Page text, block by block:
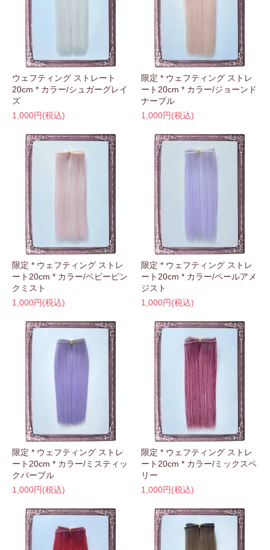
ウェフティング ストレート
20cm * カラー/シュガーグレイ
ズ
1,000円(税込)
限定 * ウェフティング ストレ
ート20cm * カラー/ジョーンド
ナープル
1,000円(税込)
限定 * ウェフティング ストレ
ート20cm * カラー/ベビーピン
クミスト
1,000円(税込)
限定 * ウェフティング ストレ
ート20cm * カラー/ペールアメ
ジスト
1,000円(税込)
限定 * ウェフティング ストレ
ート20cm * カラー/ミスティッ
クパープル
1,000円(税込)
限定 * ウェフティング ストレ
ート20cm * カラー/ミックスベ
リー
1,000円(税込)